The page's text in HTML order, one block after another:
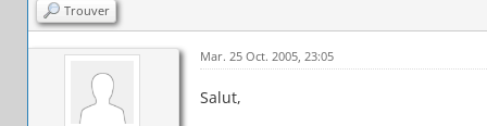
Trouver
Mar. 25 Oct. 2005, 23:05
Salut,